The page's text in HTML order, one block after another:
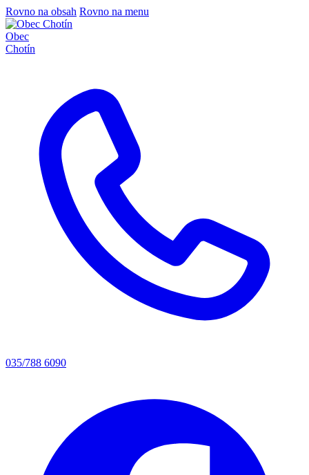
Rovno na obsah Rovno na menu
Obec
Chotín
035/788 6090